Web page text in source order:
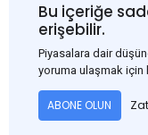
Bu içeriğe
erişebilir.
Piyasalara dair
yoruma ulaşmak için
ABONE OLUN